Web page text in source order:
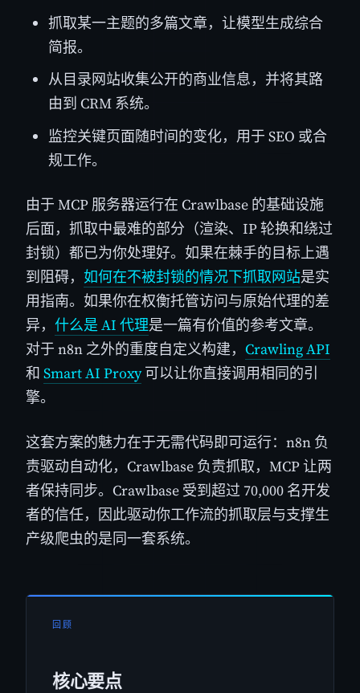
抓取某一主题的多篇文章，让模型生成综合
简报。
从目录网站收集公开的商业信息，并将其路
由到 CRM 系统。
监控关键页面随时间的变化，用于 SEO 或合
规工作。
由于 MCP 服务器运行在 Crawlbase 的基础设施
后面，抓取中最难的部分（渲染、IP 轮换和绕过
封锁）都已为你处理好。如果在棘手的目标上遇
到阻碍， 如何在不被封锁的情况下抓取网站是实
用指南。如果你在权衡托管访问与原始代理的差
异， 什么是 AI 代理是一篇有价值的参考文章。
对于 n8n 之外的重度自定义构建， Crawling API
和 Smart AI Proxy可以让你直接调用相同的引
擎。
这套方案的魅力在于无需代码即可运行：n8n 负
责驱动自动化，Crawlbase 负责抓取，MCP 让两
者保持同步。Crawlbase 受到超过 70,000 名开发
者的信任，因此驱动你工作流的抓取层与支撑生
产级爬虫的是同一套系统。
回顾
核心要点